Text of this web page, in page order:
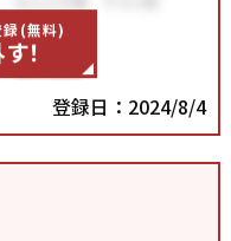
録(無料)
！
登録日：2024/8/4